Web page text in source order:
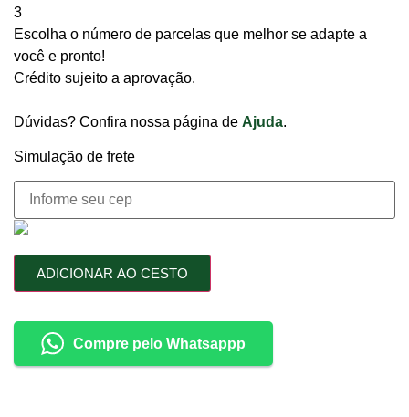
3
Escolha o número de parcelas que melhor se adapte a
você e pronto!
Crédito sujeito a aprovação.
Dúvidas? Confira nossa página de Ajuda.
Simulação de frete
ADICIONAR AO CESTO
Compre pelo Whatsappp